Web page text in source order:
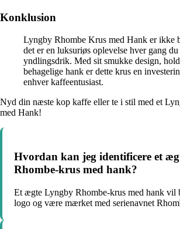
Konklusion
Lyngby Rhombe Krus med Hank er ikke
det er en luksuriøs oplevelse hver gang
yndlingsdrik. Med sit smukke design,
behagelige hank er dette krus en
enhver kaffeentusiast.
Nyd din næste kop kaffe eller te i stil med et
med Hank!
Hvordan kan jeg identificere et
Rhombe-krus med hank?
Et ægte Lyngby Rhombe-krus med hank vil
logo og være mærket med serienavnet